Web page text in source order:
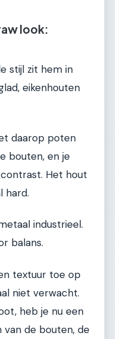
look:
stijl zit hem in
eikenhouten
daarop poten
bouten, en je
Het hout
hard.
industrieel.
balans.
textuur toe op
niet verwacht.
heb je nu een
de bouten, de